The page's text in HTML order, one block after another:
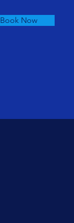
Book Now